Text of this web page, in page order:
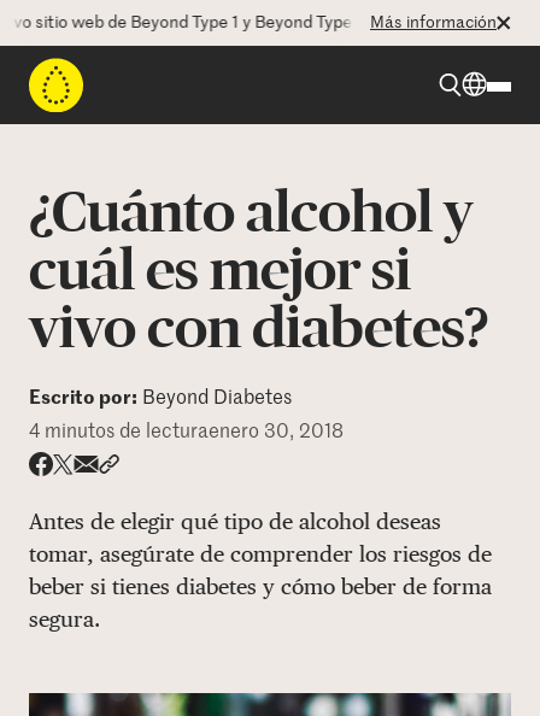
web de Beyond Type 1 y Beyond Type 2! La CEO Deborah Dugan
Más información
Beyond Type 2
Recursos
Programas
Quienes somos
¿Cuánto alcohol y
cuál es mejor si
vivo con diabetes?
Escrito por: Beyond Diabetes
4 minutos de lecturaenero 30, 2018
Antes de elegir qué tipo de alcohol deseas
tomar, asegúrate de comprender los riesgos de
beber si tienes diabetes y cómo beber de forma
segura.